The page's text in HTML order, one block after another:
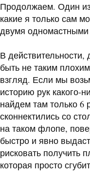
Продолжаем. Один
какие я только сам
двумя одномастными
В
быть не таким
взгляд. Если мы
историю рук какого-
найдем там только 6
сконнектились со
на таком флопе,
быстро и явно
рисковать получить
которая просто